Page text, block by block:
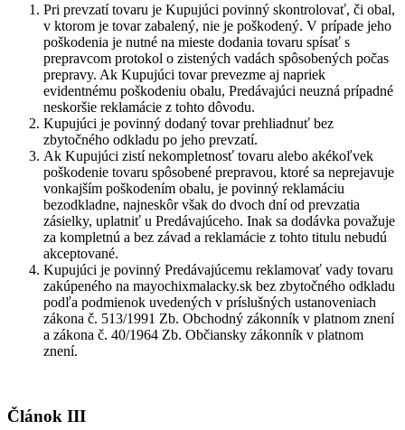
Pri prevzatí tovaru je Kupujúci povinný skontrolovať, či obal,
v ktorom je tovar zabalený, nie je poškodený. V prípade jeho
poškodenia je nutné na mieste dodania tovaru spísať s
prepravcom protokol o zistených vadách spôsobených počas
prepravy. Ak Kupujúci tovar prevezme aj napriek
evidentnému poškodeniu obalu, Predávajúci neuzná prípadné
neskoršie reklamácie z tohto dôvodu.
Kupujúci je povinný dodaný tovar prehliadnuť bez
zbytočného odkladu po jeho prevzatí.
Ak Kupujúci zistí nekompletnosť tovaru alebo akékoľvek
poškodenie tovaru spôsobené prepravou, ktoré sa neprejavuje
vonkajším poškodením obalu, je povinný reklamáciu
bezodkladne, najneskôr však do dvoch dní od prevzatia
zásielky, uplatniť u Predávajúceho. Inak sa dodávka považuje
za kompletnú a bez závad a reklamácie z tohto titulu nebudú
akceptované.
Kupujúci je povinný Predávajúcemu reklamovať vady tovaru
zakúpeného na mayochixmalacky.sk bez zbytočného odkladu
podľa podmienok uvedených v príslušných ustanoveniach
zákona č. 513/1991 Zb. Obchodný zákonník v platnom znení
a zákona č. 40/1964 Zb. Občiansky zákonník v platnom
znení.
Článok III